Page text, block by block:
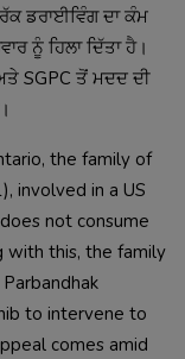
ਡਰਾਈਵਿੰਗ ਦਾ ਕੰਮ
ਨੂੰ ਹਿਲਾ ਦਿੱਤਾ ਹੈ।
SGPC ਤੋਂ ਮਦਦ ਦੀ
the family of
involved in a US
not consume
with this, the family
to intervene to
comes amid